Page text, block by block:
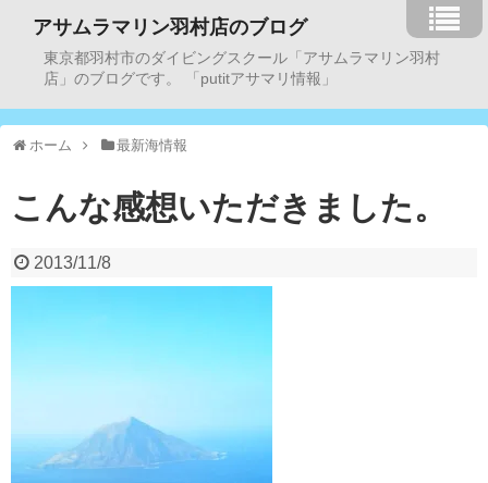
アサムラマリン羽村店のブログ
東京都羽村市のダイビングスクール「アサムラマリン羽村
店」のブログです。 「putitアサマリ情報」
ホーム 最新海情報
こんな感想いただきました。
2013/11/8